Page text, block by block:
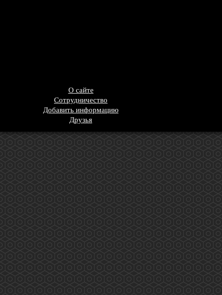
О сайте
Сотрудничество
Добавить информацию
Друзья